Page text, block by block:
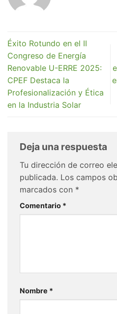
Éxito Rotundo en el II
Congreso de Energía
Renovable U-ERRE 2025:
CPEF Destaca la
Profesionalización y Ética
en la Industria Solar
Deja una respuesta
Tu dirección de correo
publicada. Los campos
marcados con *
Comentario *
Nombre *